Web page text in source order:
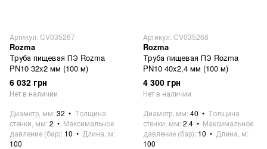
Артикул: CV035267
Rozma
Труба пищевая ПЭ Rozma
PN10 32x2 мм (100 м)
6 032 грн
Нет в наличии
Диаметр, мм 32
Толщина
стенки, мм 2
Максимальное
давление (бар) 10
Длина, м
100
Артикул: CV035268
Rozma
Труба пищевая ПЭ Rozma
PN10 40x2,4 мм (100 м)
4 300 грн
Нет в наличии
Диаметр, мм 40
Толщина
стенки, мм 2.4
Максимальное
давление (бар) 10
Длина, м
100